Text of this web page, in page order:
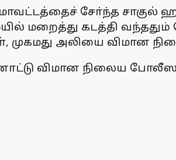
சோ்ந்த சாகுல்
மறைத்து கடத்தி வந்ததும்
முகமது அலியை விமான
விமான நிலைய